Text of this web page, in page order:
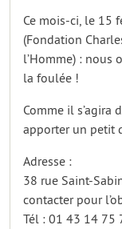
Ce mois-ci, le 15
(Fondation
l’Homme) : nous
la foulée !
Comme il s’agira
apporter un petit
Adresse :
38 rue Saint-
contacter pour
Tél : 01 43 14 75